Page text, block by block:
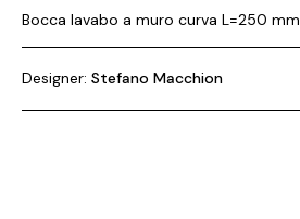
Bocca lavabo a muro curva L=250 mm
Designer: Stefano Macchion